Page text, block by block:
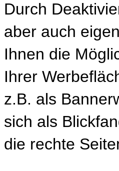
Durch
aber auch
Ihnen die
Ihrer
z.B. als
sich als
die rechte